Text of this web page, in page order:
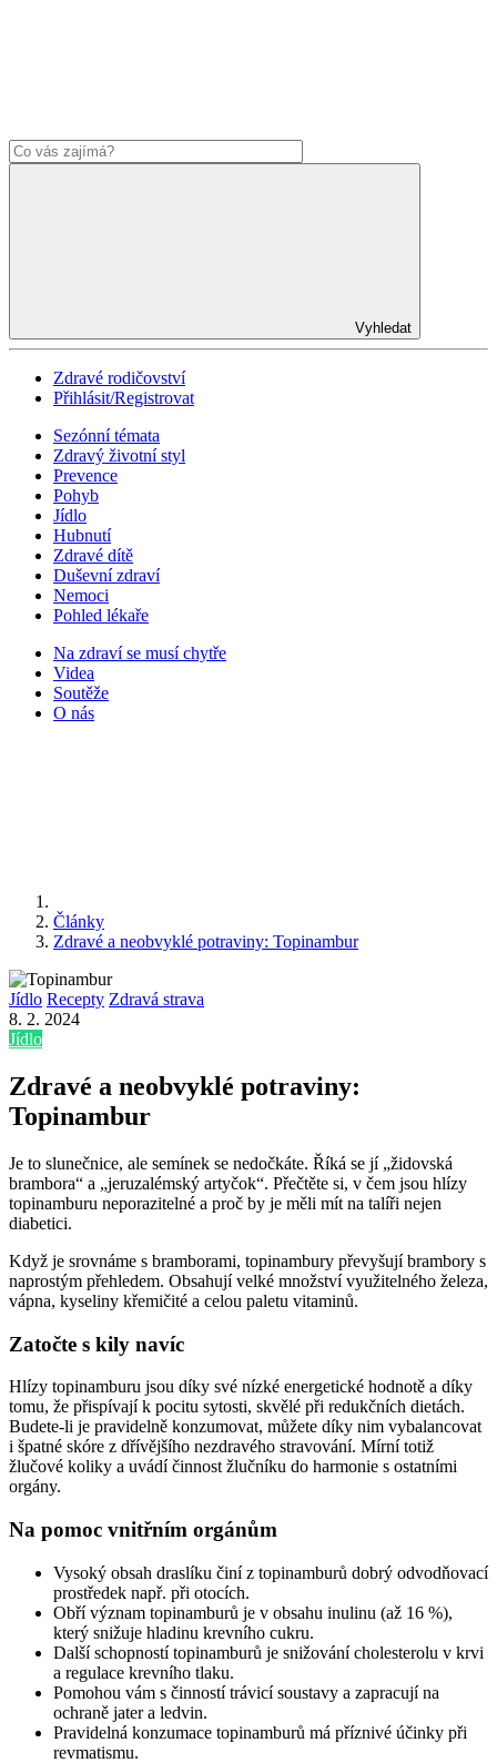
Vyhledat
Zdravé rodičovství
Přihlásit/Registrovat
Sezónní témata
Zdravý životní styl
Prevence
Pohyb
Jídlo
Hubnutí
Zdravé dítě
Duševní zdraví
Nemoci
Pohled lékaře
Na zdraví se musí chytře
Videa
Soutěže
O nás
Články
Zdravé a neobvyklé potraviny: Topinambur
Jídlo Recepty Zdravá strava
8. 2. 2024
Jídlo
Zdravé a neobvyklé potraviny:
Topinambur
Je to slunečnice, ale semínek se nedočkáte. Říká se jí „židovská
brambora“ a „jeruzalémský artyčok“. Přečtěte si, v čem jsou hlízy
topinamburu neporazitelné a proč by je měli mít na talíři nejen
diabetici.
Když je srovnáme s bramborami, topinambury převyšují brambory s
naprostým přehledem. Obsahují velké množství využitelného železa,
vápna, kyseliny křemičité a celou paletu vitaminů.
Zatočte s kily navíc
Hlízy topinamburu jsou díky své nízké energetické hodnotě a díky
tomu, že přispívají k pocitu sytosti, skvělé při redukčních dietách.
Budete-li je pravidelně konzumovat, můžete díky nim vybalancovat
i špatné skóre z dřívějšího nezdravého stravování. Mírní totiž
žlučové koliky a uvádí činnost žlučníku do harmonie s ostatními
orgány.
Na pomoc vnitřním orgánům
Vysoký obsah draslíku činí z topinamburů dobrý odvodňovací
prostředek např. při otocích.
Obří význam topinamburů je v obsahu inulinu (až 16 %),
který snižuje hladinu krevního cukru.
Další schopností topinamburů je snižování cholesterolu v krvi
a regulace krevního tlaku.
Pomohou vám s činností trávicí soustavy a zapracují na
ochraně jater a ledvin.
Pravidelná konzumace topinamburů má příznivé účinky při
revmatismu.